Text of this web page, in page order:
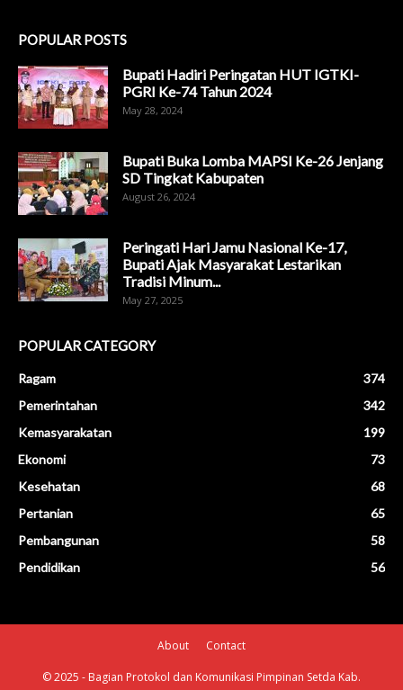
POPULAR POSTS
Bupati Hadiri Peringatan HUT IGTKI-
PGRI Ke-74 Tahun 2024
May 28, 2024
Bupati Buka Lomba MAPSI Ke-26 Jenjang
SD Tingkat Kabupaten
August 26, 2024
Peringati Hari Jamu Nasional Ke-17,
Bupati Ajak Masyarakat Lestarikan
Tradisi Minum...
May 27, 2025
POPULAR CATEGORY
Ragam
374
Pemerintahan
342
Kemasyarakatan
199
Ekonomi
73
Kesehatan
68
Pertanian
65
Pembangunan
58
Pendidikan
56
About Contact
© 2025 - Bagian Protokol dan Komunikasi Pimpinan Setda Kab.